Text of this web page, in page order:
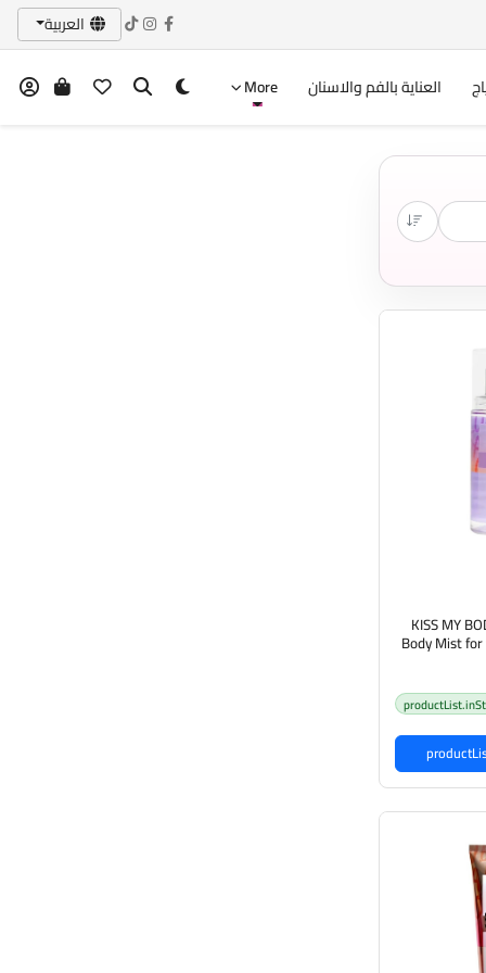
العربية
العناية بالفم والاسنان More
KISS MY
Body Mist